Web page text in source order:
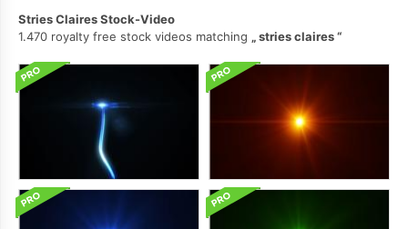
Stries Claires Stock-Video
1.470 royalty free stock videos matching
stries claires